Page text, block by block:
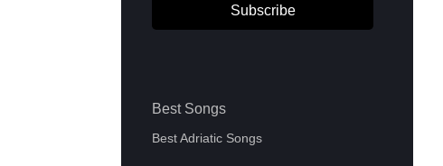
Subscribe
Best Songs
Best Adriatic Songs